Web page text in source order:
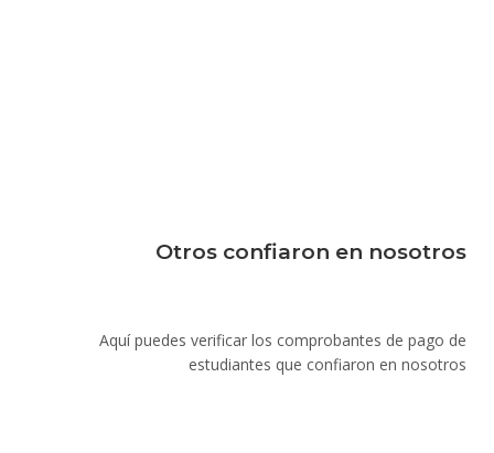
Otros confiaron en nosotros
Aquí puedes verificar los comprobantes de pago de
estudiantes que confiaron en nosotros